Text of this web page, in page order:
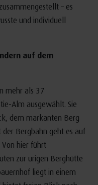
– es
und individuell
auf dem
mehr als 37
Alm ausgewählt. Sie
dem markanten Berg
Bergbahn geht es auf
hier führt
zur urigen Berghütte
liegt in einem